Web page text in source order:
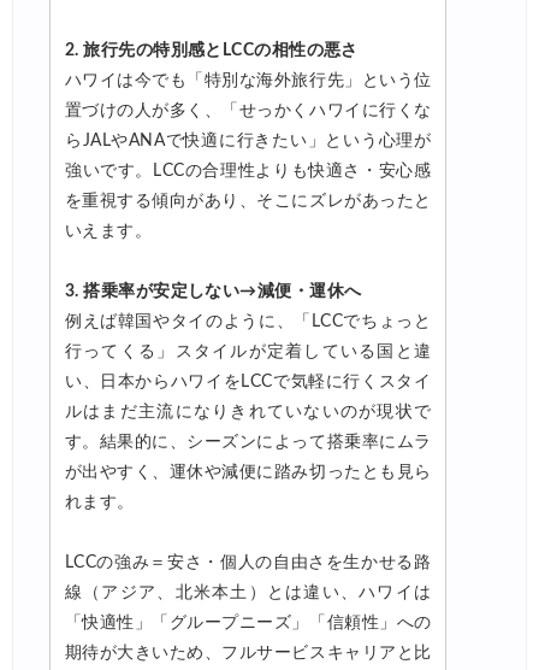
2. 旅行先の特別感とLCCの相性の悪さ
ハワイは今でも「特別な海外旅行先」という位
置づけの人が多く、「せっかくハワイに行くな
らJALやANAで快適に行きたい」という心理が
強いです。LCCの合理性よりも快適さ・安心感
を重視する傾向があり、そこにズレがあったと
いえます。
3. 搭乗率が安定しない→減便・運休へ
例えば韓国やタイのように、「LCCでちょっと
行ってくる」スタイルが定着している国と違
い、日本からハワイをLCCで気軽に行くスタイ
ルはまだ主流になりきれていないのが現状で
す。結果的に、シーズンによって搭乗率にムラ
が出やすく、運休や減便に踏み切ったとも見ら
れます。
LCCの強み＝安さ・個人の自由さを生かせる路
線（アジア、北米本土）とは違い、ハワイは
「快適性」「グループニーズ」「信頼性」への
期待が大きいため、フルサービスキャリアと比